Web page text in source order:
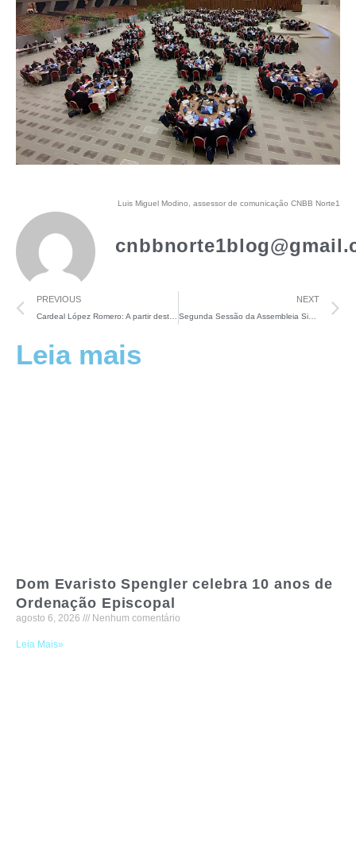
Leia mais
Dom Evaristo Spengler celebra 10 anos de
Ordenação Episcopal
agosto 6, 2026 Nenhum comentário
Leia Mais»
Luis Miguel Modino, assessor de comunicação CNBB Norte1
PREVIOUS
Cardeal López Romero: A partir deste Sínodo, “a Igreja emergirá mais católica, mais universal”
NEXT
Segunda Sessão da Assembleia Sinodal: “Sinodalidade significa que todos se sentem em casa”